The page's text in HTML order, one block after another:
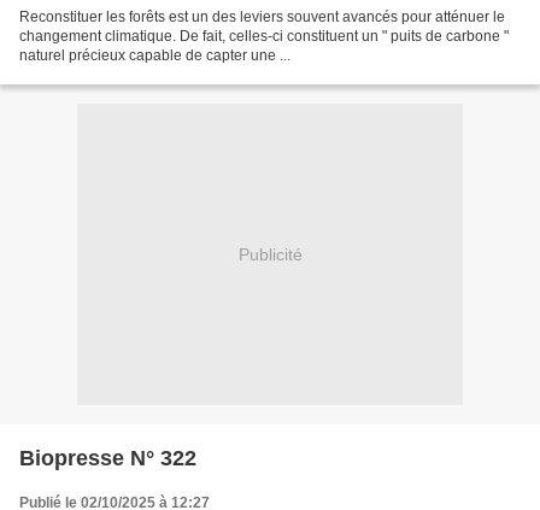
Reconstituer les forêts est un des leviers souvent avancés pour atténuer le
changement climatique. De fait, celles-ci constituent un " puits de carbone "
naturel précieux capable de capter une ...
Publicité
Biopresse N° 322
Publié le 02/10/2025 à 12:27